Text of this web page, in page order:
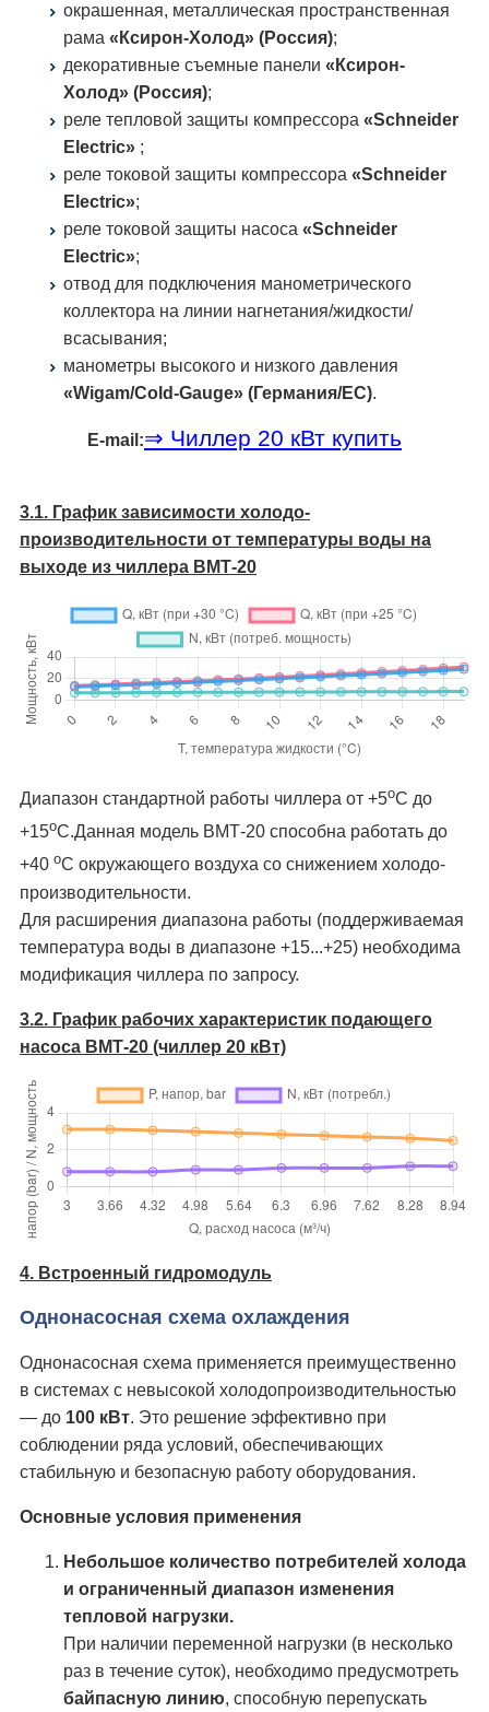
окрашенная, металлическая пространственная
рама «Ксирон-Холод» (Россия);
декоративные съемные панели «Ксирон-
Холод» (Россия);
реле тепловой защиты компрессора «Schneider
Electric» ;
реле токовой защиты компрессора «Schneider
Electric»;
реле токовой защиты насоса «Schneider
Electric»;
отвод для подключения манометрического
коллектора на линии нагнетания/жидкости/
всасывания;
манометры высокого и низкого давления
«Wigam/Cold-Gauge» (Германия/ЕС).
E-mail:⇒ Чиллер 20 кВт купить
3.1. График зависимости холодо­
производительности от температуры воды на
выходе из чиллера ВМТ-20
Диапазон стандартной работы чиллера от +5оC до
+15оC.Данная модель ВМТ-20 способна работать до
+40 оC окружающего воздуха со снижением холодо­
производительности.
Для расширения диапазона работы (поддерживаемая
температура воды в диапазоне +15...+25) необходима
модификация чиллера по запросу.
3.2. График рабочих характеристик подающего
насоса ВМТ-20 (чиллер 20 кВт)
4. Встроенный гидромодуль
Однонасосная схема охлаждения
Однонасосная схема применяется преимущественно
в системах с невысокой холодопроизводительностью
— до 100 кВт. Это решение эффективно при
соблюдении ряда условий, обеспечивающих
стабильную и безопасную работу оборудования.
Основные условия применения
Небольшое количество потребителей холода
и ограниченный диапазон изменения
тепловой нагрузки.
При наличии переменной нагрузки (в несколько
раз в течение суток), необходимо предусмотреть
байпасную линию, способную перепускать